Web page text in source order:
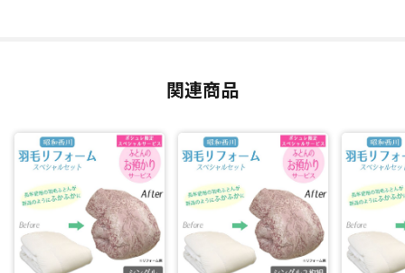
完成時には昭和西川の名前付き品質表示を付けてお届けしま
「ふとんのお預かりサービス」をセットにした日テレポシュ
レだけのスペシャルセット！
綺麗に仕立て直した羽毛ふとんを一時的にお預かりします。
*：ニッセンケン品質評価センター調べ
関連商品